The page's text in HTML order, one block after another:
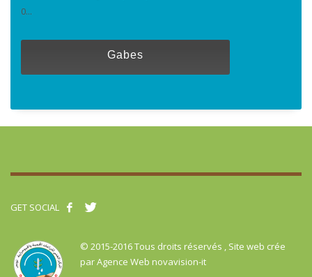
0...
Gabes
GET SOCIAL
© 2015-2016 Tous droits réservés , Site web crée
parAgence Web novavision-it